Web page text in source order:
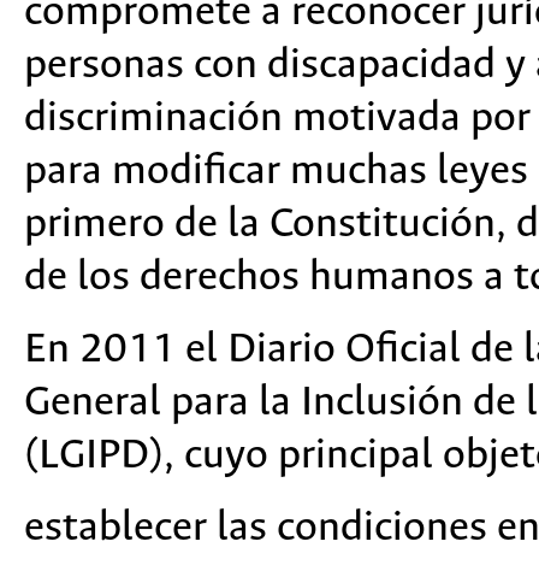
compromete a reconocer
personas con discapacidad
discriminación motivada
para modificar muchas
primero de la Constitución,
de los derechos humanos a
En 2011 el Diario Oficial de
General para la Inclusión de
(LGIPD), cuyo principal
establecer las condiciones